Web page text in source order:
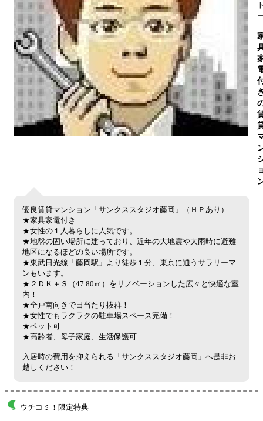
優良賃貸マンション「サンクススタジオ藤岡」（ＨＰあり）
★家具家電付き
★女性の１人暮らしに人気です。
★地盤の固い場所に建っており、近年の大地震や大雨時に避難
地区になるほどの良い場所です。
★東武日光線「藤岡駅」より徒歩１分、東京に通うサラリーマ
ンもいます。
★２ＤＫ＋Ｓ（47.80㎡）をリノベーションした広々と快適な室
内！
★全戸南向きで日当たり抜群！
★女性でもラクラクの駐車場スペース完備！
★ペット可
★高齢者、母子家庭、生活保護可
入居時の費用を抑えられる「サンクススタジオ藤岡」へ是非お
越しください！
ウチコミ！限定特典